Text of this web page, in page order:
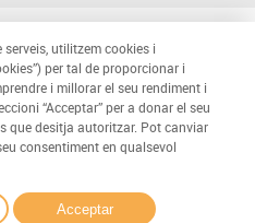
utilitzem cookies i
per tal de proporcionar i
i millorar el seu rendiment i
“Acceptar” per a donar el seu
que desitja autoritzar. Pot canviar
consentiment en qualsevol
Acceptar